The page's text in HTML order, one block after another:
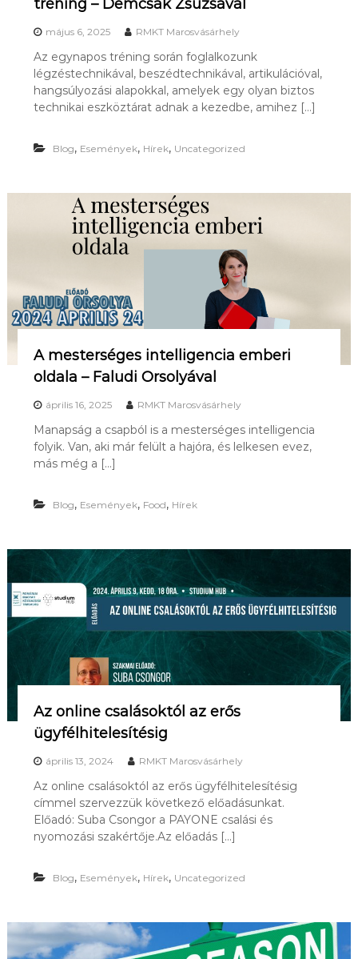
Z
Ó
S
A
Z
Á
G
T
A
R
Á
N
É
R
D
E
L
Ő
D
Ő
R
A
.
tréning – Demcsák Zsuzsával
május 6, 2025 RMKT Marosvásárhely
Az egynapos tréning során foglalkozunk
légzéstechnikával, beszédtechnikával, artikulációval,
hangsúlyozási alapokkal, amelyek egy olyan biztos
technikai eszköztárat adnak a kezedbe, amihez […]
Blog, Események, Hírek, Uncategorized
A mesterséges intelligencia emberi
oldala – Faludi Orsolyával
április 16, 2025 RMKT Marosvásárhely
Manapság a csapból is a mesterséges intelligencia
folyik. Van, aki már felült a hajóra, és lelkesen evez,
más még a […]
Blog, Események, Food, Hírek
Az online csalásoktól az erős
ügyfélhitelesítésig
április 13, 2024 RMKT Marosvásárhely
Az online csalásoktól az erős ügyfélhitelesítésig
címmel szervezzük következő előadásunkat.
Előadó: Suba Csongor a PAYONE csalási és
nyomozási szakértője.Az előadás […]
Blog, Események, Hírek, Uncategorized